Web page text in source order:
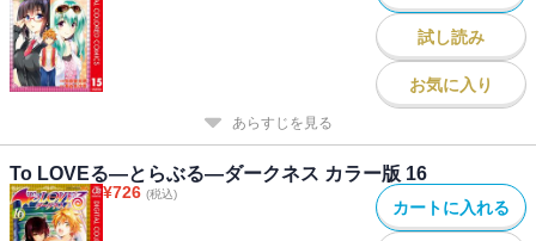
試し読み
お気に入り
あらすじを見る
To LOVEる―とらぶる―ダークネス カラー版 16
¥726 (税込)
カートに入れる